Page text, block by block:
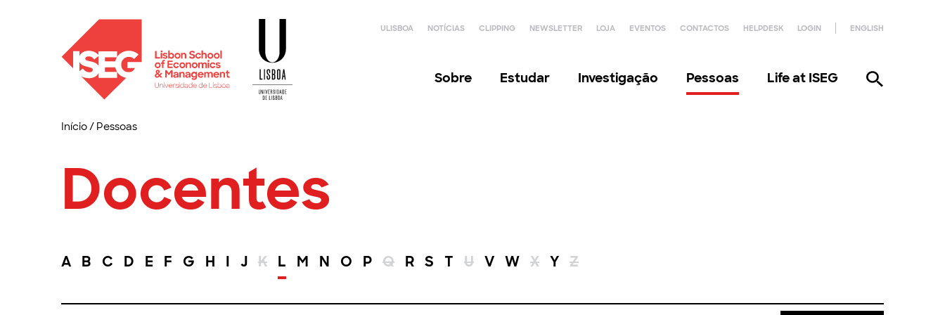
ULISBOA NOTÍCIAS CLIPPING NEWSLETTER LOJA EVENTOS CONTACTOS HELPDESK LOGIN ENGLISH
Sobre Estudar Investigação Pessoas Life at ISEG
Início/ Pessoas
Docentes
A B C D E F G H I J K L M N O P Q R S T U V W X Y Z